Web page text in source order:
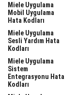
Miele Uygulama
Mobil Uygulama
Hata Kodları
Miele Uygulama
Sesli Yardım Hata
Kodları
Miele Uygulama
Sistem
Entegrasyonu Hata
Kodları